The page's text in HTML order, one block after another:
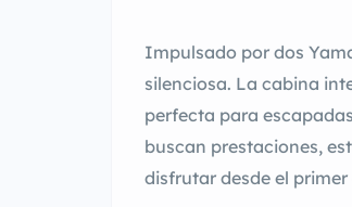
Impulsado por dos
silenciosa. La cabina
perfecta para
buscan prestaciones,
disfrutar desde el primer